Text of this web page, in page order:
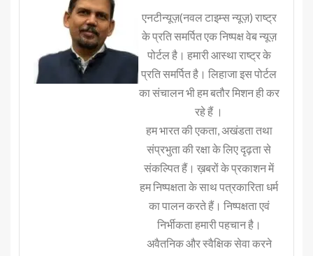
एनटीन्यूज़(नवल टाइम्स न्यूज़) राष्ट्र
के प्रति समर्पित एक निष्पक्ष वेब न्यूज़
पोर्टल है। हमारी आस्था राष्ट्र के
प्रति समर्पित है। लिहाजा इस पोर्टल
का संचालन भी हम बतौर मिशन ही कर
रहे हैं ।
हम भारत की एकता, अखंडता तथा
संप्रभुता की रक्षा के लिए दृढ़ता से
संकल्पित हैं। ख़बरों के प्रकाशन में
हम निष्पक्षता के साथ पत्रकारिता धर्म
का पालन करते हैं। निष्पक्षता एवं
निर्भीकता हमारी पहचान है।
अवैतनिक और स्वैक्षिक सेवा करने